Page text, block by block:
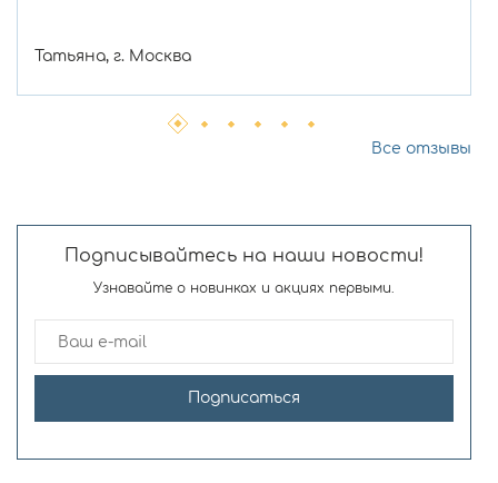
Татьяна, г. Москва
Все отзывы
Подписывайтесь на наши новости!
Узнавайте о новинках и акциях первыми.
Подписаться